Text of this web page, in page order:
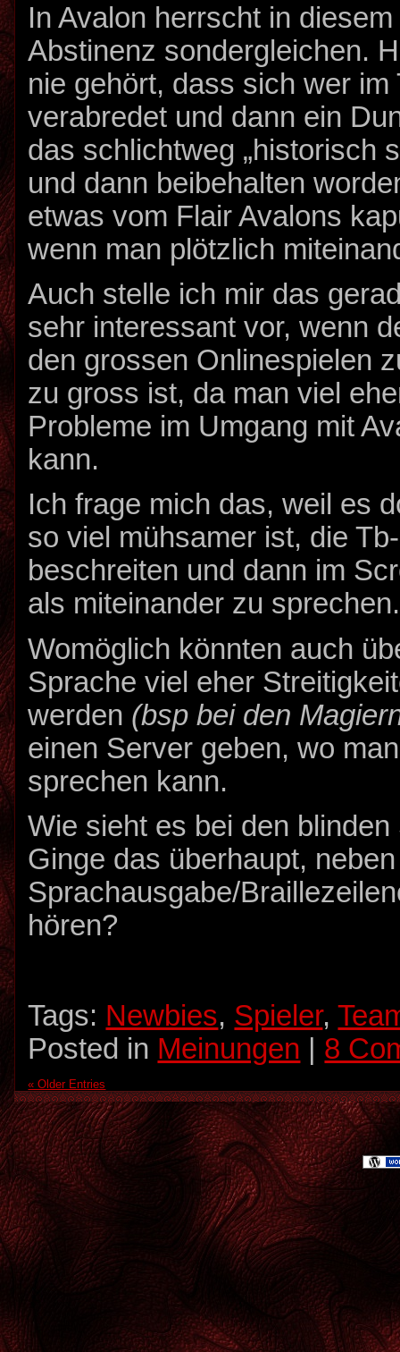
In Avalon herrscht in
Abstinenz sondergleichen.
nie gehört, dass sich wer im
verabredet und dann ein
das schlichtweg „historisch
und dann beibehalten
etwas vom Flair Avalons
wenn man plötzlich
Auch stelle ich mir das
sehr interessant vor, wenn
den grossen Onlinespielen
zu gross ist, da man viel
Probleme im Umgang mit
kann.
Ich frage mich das, weil es
so viel mühsamer ist, die
beschreiten und dann im
als miteinander zu sprechen.
Womöglich könnten auch
Sprache viel eher
werden (bsp bei den
einen Server geben, wo
sprechen kann.
Wie sieht es bei den
Ginge das überhaupt,
Sprachausgabe/
hören?
Tags: Newbies, Spieler,
Posted in Meinungen | 8
« Older Entries